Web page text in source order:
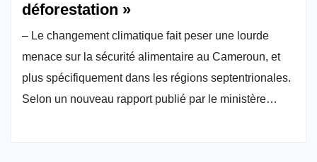
déforestation »
– Le changement climatique fait peser une lourde
menace sur la sécurité alimentaire au Cameroun, et
plus spécifiquement dans les régions septentrionales.
Selon un nouveau rapport publié par le ministère…